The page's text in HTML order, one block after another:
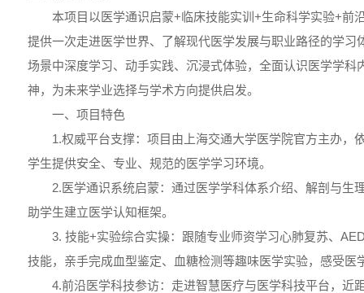
本项目以医学通识启蒙+临床技能实训+生命科学实验+前
提供一次走进医学世界、了解现代医学发展与职业路径的学习
场景中深度学习、动手实践、沉浸式体验，全面认识医学学科
神，为未来学业选择与学术方向提供启发。
一、项目特色
1.权威平台支撑：项目由上海交通大学医学院官方主办，
学生提供安全、专业、规范的医学学习环境。
2.医学通识系统启蒙：通过医学学科体系介绍、解剖与生
助学生建立医学认知框架。
3. 技能+实验综合实操：跟随专业师资学习心肺复苏、
技能，亲手完成血型鉴定、血糖检测等趣味医学实验，感受医
4.前沿医学科技参访：走进智慧医疗与医学科技平台，近